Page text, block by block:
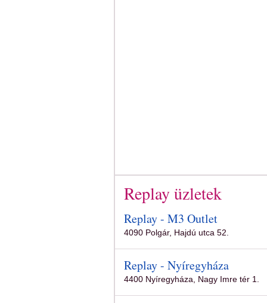
Replay üzletek
Replay - M3 Outlet
4090 Polgár, Hajdú utca 52.
Replay - Nyíregyháza
4400 Nyíregyháza, Nagy Imre tér 1.